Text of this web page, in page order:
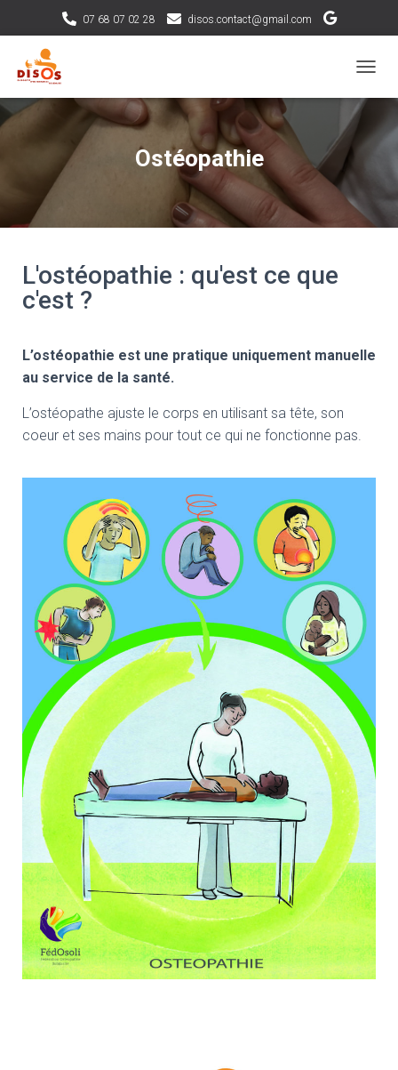
07 68 07 02 28 disos.contact@gmail.com
Ostéopathie
L'ostéopathie : qu'est ce que
c'est ?
L’ostéopathie est une pratique uniquement manuelle
au service de la santé.
L’ostéopathe ajuste le corps en utilisant sa tête, son
coeur et ses mains pour tout ce qui ne fonctionne pas.